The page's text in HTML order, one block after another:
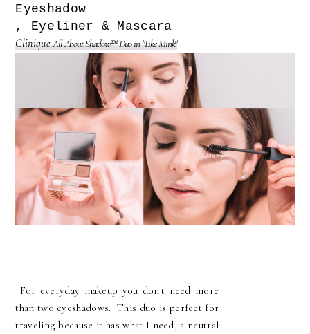
Eyeshadow
, Eyeliner & Mascara
CliniqueAll About Shadow™ Duo in "Like Mink"
For everyday makeup you don't need more
than two eyeshadows. This duo is perfect for
traveling because it has what I need, a neutral